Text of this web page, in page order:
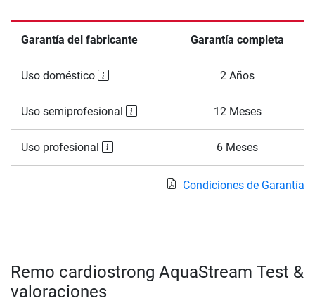
Garantía del fabricante Garantía completa
Uso doméstico 2 Años
Uso semiprofesional 12 Meses
Uso profesional 6 Meses
Condiciones de Garantía
Remo cardiostrong AquaStream Test &
valoraciones